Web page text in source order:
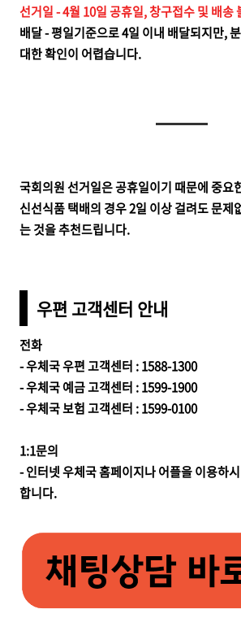
선거일 - 4월 10일 공휴일, 창구접수 및 배송
배달 - 평일기준으로 4일 이내 배달되지만,
대한 확인이 어렵습니다.
국회의원 선거일은 공휴일이기 때문에 중요
신선식품 택배의 경우 2일 이상 걸려도 문제
는 것을 추천드립니다.
우편 고객센터 안내
전화
- 우체국 우편 고객센터 : 1588-1300
- 우체국 예금 고객센터 : 1599-1900
- 우체국 보험 고객센터 : 1599-0100
1:1문의
- 인터넷 우체국 홈페이지나 어플을 이용하
합니다.